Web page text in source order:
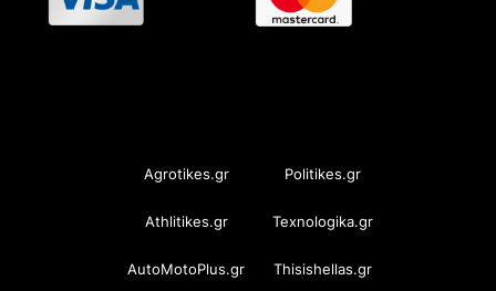
Agrotikes.gr Politikes.gr
Athlitikes.gr Texnologika.gr
AutoMotoPlus.gr Thisishellas.gr